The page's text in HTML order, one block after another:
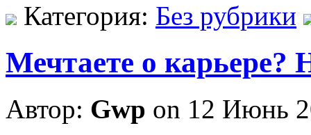
Категория: Без рубрики
Мечтаете о карьере?
Автор: Gwp on 12 Июнь